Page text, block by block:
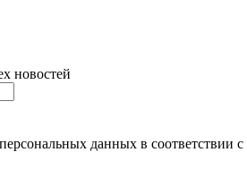
новостей
данных в соответствии с